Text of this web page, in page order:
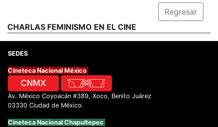
Regresar
CHARLAS FEMINISMO EN EL CINE
SEDES
Cineteca Nacional México
Av. México Coyoacán #389, Xoco, Benito Juárez
03330 Ciudad de México.
Cineteca Nacional Chapultepec